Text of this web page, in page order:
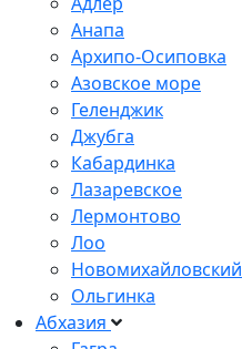
Анапа
Архипо-Осиповка
Азовское море
Геленджик
Джубга
Кабардинка
Лазаревское
Лермонтово
Лоо
Новомихайловский
Ольгинка
Абхазия